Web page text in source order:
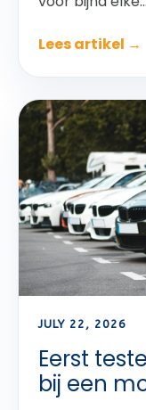
Lees artikel →
JULY 22, 2026
Eerst
bij een